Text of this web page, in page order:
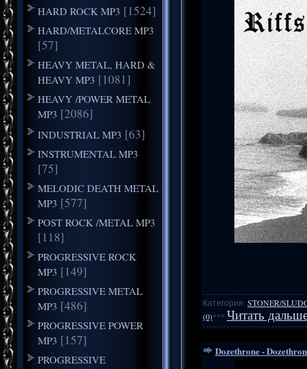
HARD ROCK MP3 [1524]
HARD/METALCORE MP3
[57]
HEAVY METAL, HARD &
HEAVY MP3 [1081]
HEAVY /POWER METAL
MP3 [2086]
INDUSTRIAL MP3 [63]
INSTRUMENTAL MP3
[75]
MELODIC DEATH METAL
MP3 [577]
POST ROCK /METAL MP3
[118]
PROGRESSIVE ROCK
MP3 [149]
PROGRESSIVE METAL
MP3 [486]
PROGRESSIVE POWER
MP3 [157]
PROGRESSIVE
Категория: STONER/
(0)*** Читать
Dozethrone -